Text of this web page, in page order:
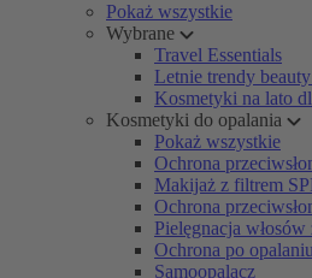
Pokaż wszystkie
Wybrane
Travel Essentials
Letnie trendy
Kosmetyki na lato
Kosmetyki do opalania
Pokaż wszystkie
Ochrona
Makijaż z filtrem
Ochrona
Pielęgnacja włosów
Ochrona po opalaniu
Samoopalacz